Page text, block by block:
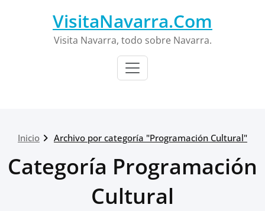
VisitaNavarra.Com
Visita Navarra, todo sobre Navarra.
Inicio Archivo por categoría "Programación Cultural"
Categoría Programación
Cultural